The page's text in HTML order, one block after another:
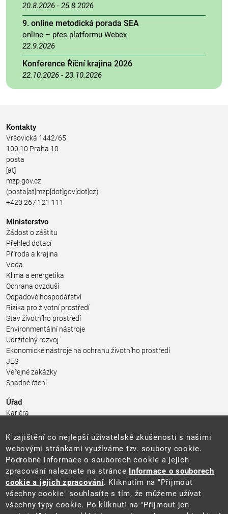
20.8.2026 - 25.8.2026
9. online metodická porada SEA
online – přes platformu Webex
22.9.2026
Konference Říční krajina 2026
22.10.2026 - 23.10.2026
Kontakty
Vršovická 1442/65
100 10 Praha 10
posta
[at]
mzp.gov.cz
(posta[at]mzp[dot]gov[dot]cz)
+420 267 121 111
Ministerstvo
Žádost o záštitu
Přehled dotací
Příroda a krajina
Voda
Klima a energetika
Ochrana ovzduší
Odpadové hospodářství
Rizika pro životní prostředí
Stav životního prostředí
Environmentální nástroje
Udržitelný rozvoj
Ekonomické nástroje na ochranu životního prostředí
JES
Veřejné zakázky
Snadné čtení
Úřad
Kariéra
Pro média a veřejnost
Povinně zveřejňované informace
Kontakty
Přistupnost budovy úřadu MŽP
(PDF, 204 kB)
Web
Aktuality
Ochrana osobních údajů
K zajištění co nejlepší uživatelské zkušenosti s našimi
webovými stránkami využíváme tzv. soubory cookie.
Podrobné informace o souborech cookie a jejich
zpracování naleznete na stránce Informace o souborech
cookie a jejich zpracování. Kliknutím na "Přijmout
všechny cookie" souhlasíte s tím, že můžeme užívat
všechny typy cookie. Po kliknutí na "Přijmout jen